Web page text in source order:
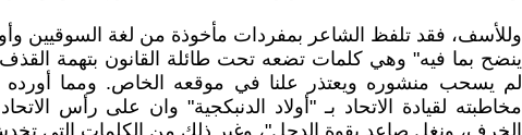
وللأسف، فقد تلفظ الشاعر بمفردات مأخوذة من لغة السوقيين
ينضح بما فيه" وهي كلمات تضعه تحت طائلة القانون بتهمة
لم يسحب منشوره ويعتذر علنا في موقعه الخاص. ومما
مخاطبته لقيادة الاتحاد بـ "أولاد الدنبكجية" وان على رأس
الخرف، ونغل صاعد بقوة الدجل"، وغير ذلك من الكلمات التي